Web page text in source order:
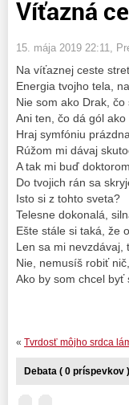
Víťazná
15. mája 2019 22:11 ,
Na víťaznej ceste
Energia tvojho tela,
Nie som ako Drak,
Ani ten, čo dá gól
Hraj symfóniu
Rúžom mi dávaj
A tak mi buď
Do tvojich rán sa
Isto si z tohto sveta?
Telesne dokonalá,
Ešte stále si taká, že
Len sa mi nevzdávaj,
Nie, nemusíš robiť
Ako by som chcel byť
« Tvrdosť môjho srdca
Debata ( 0 príspevkov )